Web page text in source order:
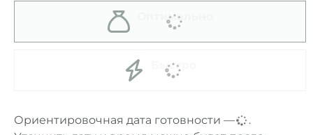
Оптимально
Быстро
Ориентировочная дата готовности —....